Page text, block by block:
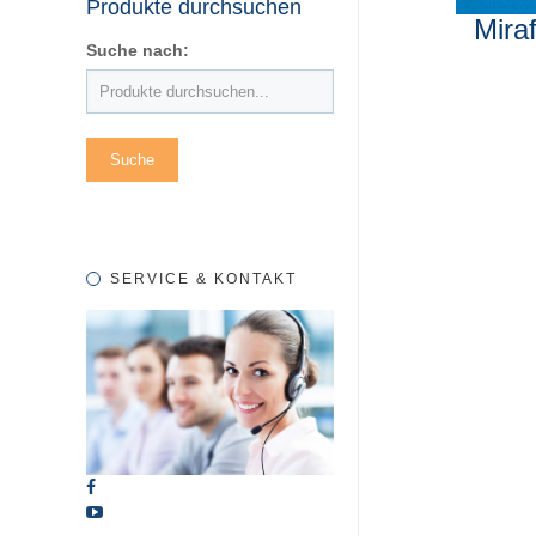
Produkte durchsuchen
Suche nach:
SERVICE & KONTAKT